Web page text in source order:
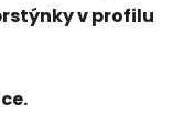
v profilu